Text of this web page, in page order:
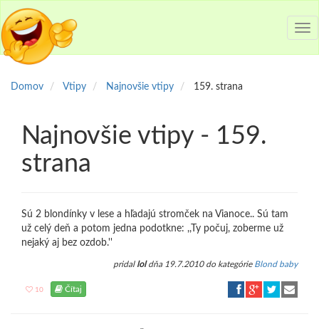
Domov Vtipy Najnovšie vtipy 159. strana
Najnovšie vtipy - 159.
strana
Sú 2 blondínky v lese a hľadajú stromček na Vianoce.. Sú tam
už celý deň a potom jedna podotkne: ,,Ty počuj, zoberme už
nejaký aj bez ozdob.''
pridal loldňa 19.7.2010 do kategórie Blond baby
10 Čítaj